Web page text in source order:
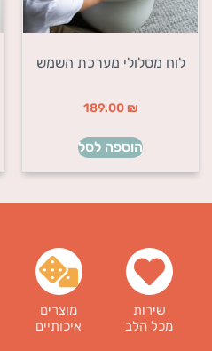
לוח מסלולי מערכת השמש
189.00 ₪
הוספה לסל
שירות
מכל הלב
מוצרים
איכותיים